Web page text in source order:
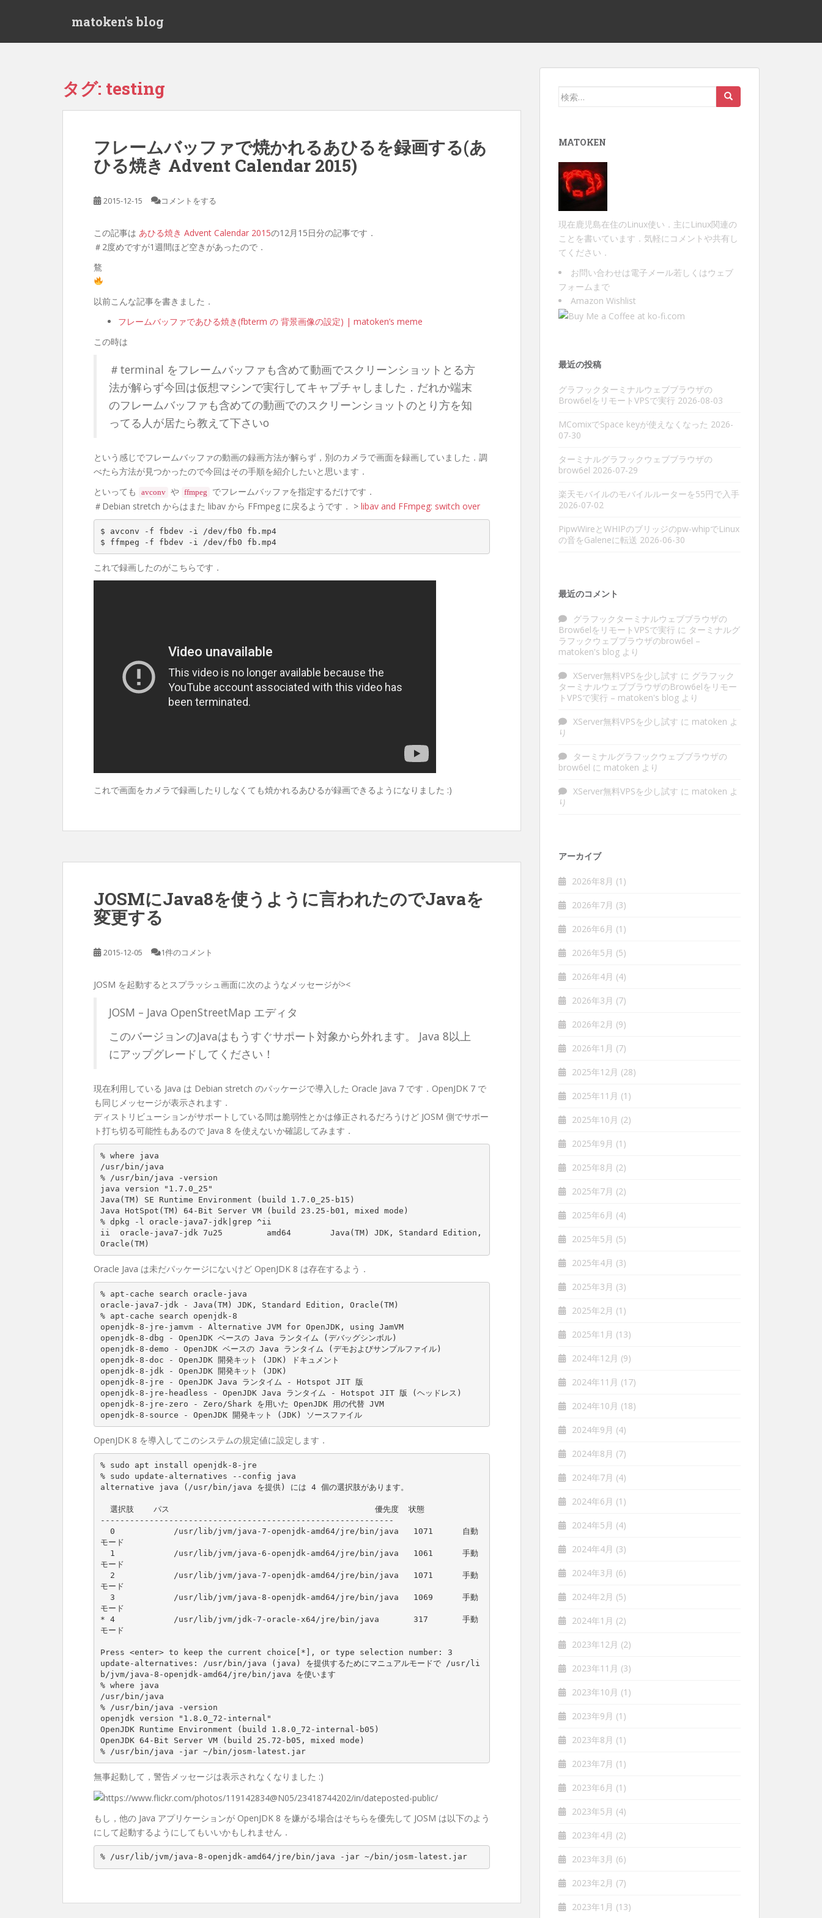
matoken's blog
タグ: testing
フレームバッファで焼かれるあひるを録画する(あ
ひる焼き Advent Calendar 2015)
2015-12-15 コメントをする
この記事は あひる焼き Advent Calendar 2015の12月15日分の記事です．
＃2度めですが1週間ほど空きがあったので．
鶩
以前こんな記事を書きました．
フレームバッファであひる焼き(fbterm の 背景画像の設定) | matoken’s meme
この時は
＃terminal をフレームバッファも含めて動画でスクリーンショットとる方
法が解らず今回は仮想マシンで実行してキャプチャしました．だれか端末
のフレームバッファも含めての動画でのスクリーンショットのとり方を知
ってる人が居たら教えて下さいo
という感じでフレームバッファの動画の録画方法が解らず，別のカメラで画面を録画していました．調
べたら方法が見つかったので今回はその手順を紹介したいと思います．
といっても
avconv や ffmpeg
でフレームバッファを指定するだけです．
＃Debian stretch からはまた libav から FFmpeg に戻るようです． > libav and FFmpeg: switch over
$ avconv -f fbdev -i /dev/fb0 fb.mp4
$ ffmpeg -f fbdev -i /dev/fb0 fb.mp4
これで録画したのがこちらです．
これで画面をカメラで録画したりしなくても焼かれるあひるが録画できるようになりました :)
JOSMにJava8を使うように言われたのでJavaを
変更する
2015-12-05 1件のコメント
JOSM を起動するとスプラッシュ画面に次のようなメッセージが><
JOSM – Java OpenStreetMap エディタ
このバージョンのJavaはもうすぐサポート対象から外れます。 Java 8以上
にアップグレードしてください！
現在利用している Java は Debian stretch のパッケージで導入した Oracle Java 7 です．OpenJDK 7 で
も同じメッセージが表示されます．
ディストリビューションがサポートしている間は脆弱性とかは修正されるだろうけど JOSM 側でサポー
ト打ち切る可能性もあるので Java 8 を使えないか確認してみます．
% where java
/usr/ bin /java
% /usr/bin/java -version
java version " 1.7 . 0 _25
Java (TM) SE Runtime Environment ( build 1.7 . 0 _25 - b15 )
Java HotSpot (TM) 64- Bit Server VM ( build 23.25 - b01 , mixed mode )
% dpkg -l oracle-java7-jdk|grep ^ii
ii
oracle - java7 - jdk 7u25 amd64 Java (TM) JDK, Standard Edition ,
Oracle (TM)
Oracle Java は未だパッケージにないけど OpenJDK 8 は存在するよう．
% apt-cache search oracle-java
oracle - java7 - jdk - Java (TM) JDK, Standard Edition , Oracle (TM)
% apt-cache search openjdk-8
openjdk -8 - jre - jamvm - Alternative JVM for OpenJDK, using JamVM
openjdk -8 -dbg - OpenJDK ベースの Java ランタイム (デバッグシンボル)
openjdk -8 -demo - OpenJDK ベースの Java ランタイム (デモおよびサンプルファイル)
openjdk -8 -doc - OpenJDK 開発キット (JDK)
openjdk -8 - jdk - OpenJDK 開発キット (JDK)
openjdk -8 - jre - OpenJDK Java ランタイム - Hotspot JIT
openjdk -8 - jre - headless - OpenJDK Java ランタイム - Hotspot JIT 版 (ヘッドレス )
openjdk -8 - jre - zero - Zero /Shark を用いた OpenJDK 用の代替 JVM
openjdk -8 - source - OpenJDK 開発キット (JDK) ソースファイル
OpenJDK 8 を導入してこのシステムの規定値に設定します．
% sudo apt install openjdk-8-jre
% sudo update-alternatives --config java
alternative
java ( /usr/ bin /java を提供) には 4 個の選択肢があります。
  選択肢    パス                                          優先度  状態
------------------------------------------------------------
0
/usr/lib /jvm/java -7 - openjdk - amd64/jre / bin /java 1071
      自動
モード
1
/usr/lib /jvm/java -6 - openjdk - amd64/jre / bin /java 1061
      手動
モード
2
/usr/lib /jvm/java -7 - openjdk - amd64/jre / bin /java 1071
      手動
モード
3
/usr/lib /jvm/java -8 - openjdk - amd64/jre / bin /java 1069
      手動
* 4 /usr/lib /jvm/jdk -7 - oracle - x64/jre / bin /java 317
       手動
モード
Press <enter> to keep the current choice [ * ], or type selection number:
3
update - alternatives : /usr/ bin /java ( java ) を提供するためにマニュアルモードで /usr/li
b /jvm/java -8 - openjdk - amd64/jre / bin /java
% where java
/usr/ bin /java
% /usr/bin/java -version
openjdk version " 1.8 . 0 _72 - internal
OpenJDK
Runtime Environment ( build 1.8 . 0 _72 - internal - b05 )
OpenJDK 64- Bit Server VM ( build 25.72 - b05 , mixed mode )
% /usr/bin/java -jar ~/bin/josm-latest.jar
無事起動して，警告メッセージは表示されなくなりました :)
もし，他の Java アプリケーションが OpenJDK 8 を嫌がる場合はそちらを優先して JOSM は以下のよう
にして起動するようにしてもいいかもしれません．
% /usr/lib/jvm/java-8-openjdk-amd64/jre/bin/java -jar ~/bin/josm-latest.jar
検
MATOKEN
現在鹿児島在住のLinux使い．主にLinux関連の
ことを書いています．気軽にコメントや共有し
てください．
お問い合わせは電子メール若しくは ウェブ
フォーム まで
Amazon Wishlist
最近の投稿
グラフックターミナルウェブブラウザの
Brow6elをリモートVPSで実行 2026-08-03
MComixでSpace keyが使えなくなった 2026-
07-30
ターミナルグラフックウェブブラウザの
brow6el 2026-07-29
楽天モバイルのモバイルルーターを55円で入手
2026-07-02
PipwWireとWHIPのブリッジのpw-whipでLinux
の音をGaleneに転送 2026-06-30
最近のコメント
グラフックターミナルウェブブラウザの
Brow6elをリモートVPSで実行 に ターミナルグ
ラフックウェブブラウザのbrow6el –
matoken's blog より
XServer無料VPSを少し試す に グラフック
ターミナルウェブブラウザのBrow6elをリモー
トVPSで実行 – matoken's blog より
XServer無料VPSを少し試す に matoken よ
り
ターミナルグラフックウェブブラウザの
brow6el に matoken より
XServer無料VPSを少し試す に matoken よ
り
アーカイブ
2026年8月 (1)
2026年7月 (3)
2026年6月 (1)
2026年5月 (5)
2026年4月 (4)
2026年3月 (7)
2026年2月 (9)
2026年1月 (7)
2025年12月 (28)
2025年11月 (1)
2025年10月 (2)
2025年9月 (1)
2025年8月 (2)
2025年7月 (2)
2025年6月 (4)
2025年5月 (5)
2025年4月 (3)
2025年3月 (3)
2025年2月 (1)
2025年1月 (13)
2024年12月 (9)
2024年11月 (17)
2024年10月 (18)
2024年9月 (4)
2024年8月 (7)
2024年7月 (4)
2024年6月 (1)
2024年5月 (4)
2024年4月 (3)
2024年3月 (6)
2024年2月 (5)
2024年1月 (2)
2023年12月 (2)
2023年11月 (3)
2023年10月 (1)
2023年9月 (1)
2023年8月 (1)
2023年7月 (1)
2023年6月 (1)
2023年5月 (4)
2023年4月 (2)
2023年3月 (6)
2023年2月 (7)
2023年1月 (13)